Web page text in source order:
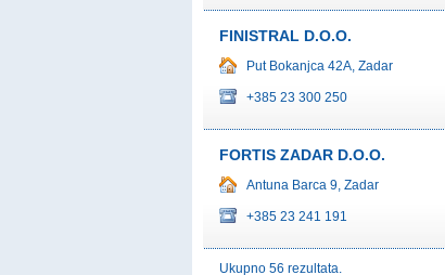
FINISTRAL D.O.O.
Put Bokanjca 42A, Zadar
+385 23 300 250
FORTIS ZADAR D.O.O.
Antuna Barca 9, Zadar
+385 23 241 191
Ukupno 56 rezultata.